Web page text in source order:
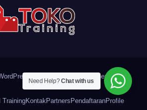
Themeansar .
TrainingKontakPartnersPendaftaranProfile
Need Help?Chat with us